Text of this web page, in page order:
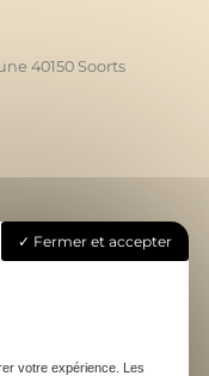
40150 Soorts
Fermer et accepter
votre expérience. Les